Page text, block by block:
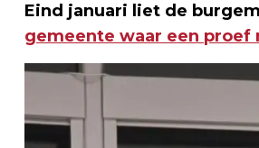
Eind januari liet de
gemeente waar een